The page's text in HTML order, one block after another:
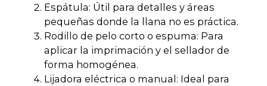
Espátula: Útil para detalles y áreas
pequeñas donde la llana no es práctica.
Rodillo de pelo corto o espuma: Para
aplicar la imprimación y el sellador de
forma homogénea.
Lijadora eléctrica o manual: Ideal para